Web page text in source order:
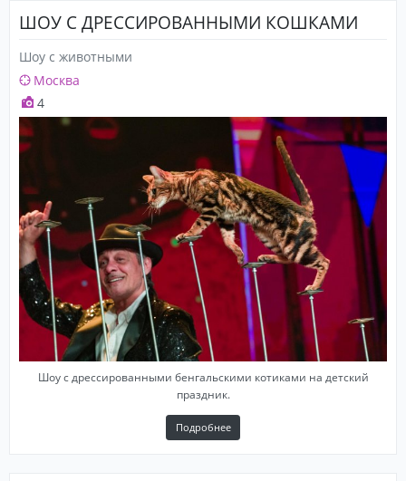
ШОУ С ДРЕССИРОВАННЫМИ КОШКАМИ
Шоу с животными
Москва
4
Шоу с дрессированными бенгальскими котиками на детский
праздник.
Подробнее